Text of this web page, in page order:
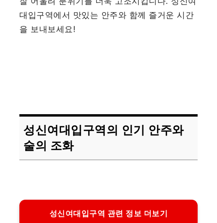
대입구역에서 맛있는 안주와 함께 즐거운 시간
을 보내보세요!
성신여대입구역의 인기 안주와
술의 조화
성신여대입구역 관련 정보 더보기